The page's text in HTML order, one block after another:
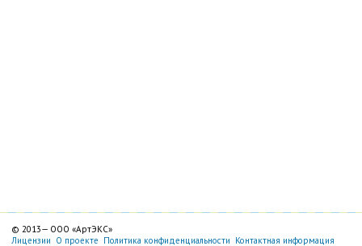
© 2013— ООО «АртЭКС»
Лицензии О проекте Политика конфиденциальности Контактная информация